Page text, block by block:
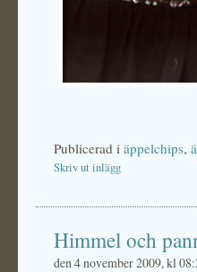
Publicerad i äppelchips,
Skriv ut inlägg
Himmel och
den 4 november 2009, kl